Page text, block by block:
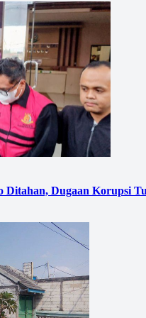
Ditahan, Dugaan Korupsi